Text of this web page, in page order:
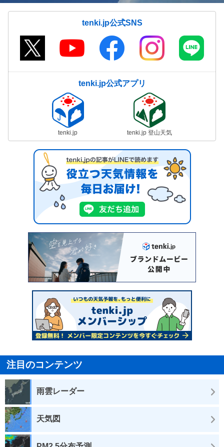
tenki.jp公式SNS
tenki.jp公式アプリ
tenki.jp tenki.jp 登山天気
注目のコンテンツ
雨雲レーダー
天気図